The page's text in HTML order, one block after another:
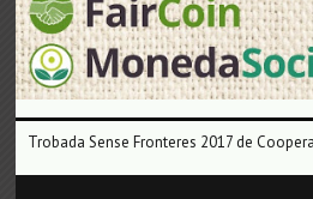
Trobada Sense Fronteres 2017 de